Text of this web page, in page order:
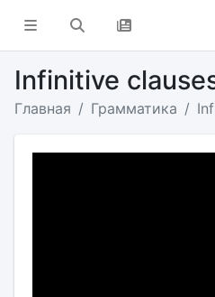
Infinitive
Главная Грамматика